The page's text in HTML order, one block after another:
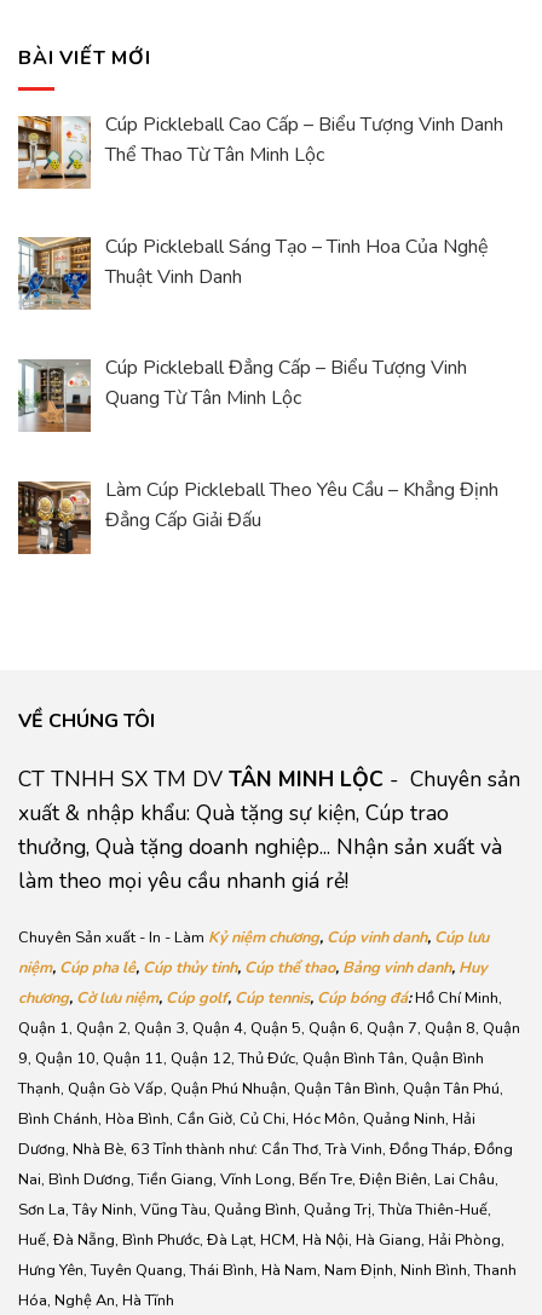
BÀI VIẾT MỚI
Cúp Pickleball Cao Cấp – Biểu Tượng Vinh Danh
Thể Thao Từ Tân Minh Lộc
Cúp Pickleball Sáng Tạo – Tinh Hoa Của Nghệ
Thuật Vinh Danh
Cúp Pickleball Đẳng Cấp – Biểu Tượng Vinh
Quang Từ Tân Minh Lộc
Làm Cúp Pickleball Theo Yêu Cầu – Khẳng Định
Đẳng Cấp Giải Đấu
VỀ CHÚNG TÔI
CT TNHH SX TM DV TÂN MINH LỘC - Chuyên sản
xuất & nhập khẩu: Quà tặng sự kiện, Cúp trao
thưởng, Quà tặng doanh nghiệp... Nhận sản xuất và
làm theo mọi yêu cầu nhanh giá rẻ!
Chuyên Sản xuất - In - Làm Kỷ niệm chương, Cúp vinh danh, Cúp lưu
niệm, Cúp pha lê, Cúp thủy tinh, Cúp thể thao, Bảng vinh danh, Huy
chương, Cờ lưu niệm, Cúp golf, Cúp tennis, Cúp bóng đá:Hồ Chí Minh,
Quận 1, Quận 2, Quận 3, Quận 4, Quận 5, Quận 6, Quận 7, Quận 8, Quận
9, Quận 10, Quận 11, Quận 12, Thủ Đức, Quận Bình Tân, Quận Bình
Thạnh, Quận Gò Vấp, Quận Phú Nhuận, Quận Tân Bình, Quận Tân Phú,
Bình Chánh, Hòa Bình, Cần Giờ, Củ Chi, Hóc Môn, Quảng Ninh, Hải
Dương, Nhà Bè, 63 Tỉnh thành như: Cần Thơ, Trà Vinh, Đồng Tháp, Đồng
Nai, Bình Dương, Tiền Giang, Vĩnh Long, Bến Tre, Điện Biên, Lai Châu,
Sơn La, Tây Ninh, Vũng Tàu, Quảng Bình, Quảng Trị, Thừa Thiên-Huế,
Huế, Đà Nẵng, Bình Phước, Đà Lạt, HCM, Hà Nội, Hà Giang, Hải Phòng,
Hưng Yên, Tuyên Quang, Thái Bình, Hà Nam, Nam Định, Ninh Bình, Thanh
Hóa, Nghệ An, Hà Tĩnh